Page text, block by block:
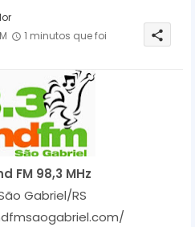
1 minutos que foi
share
FM 98,3 MHz
Gabriel/RS